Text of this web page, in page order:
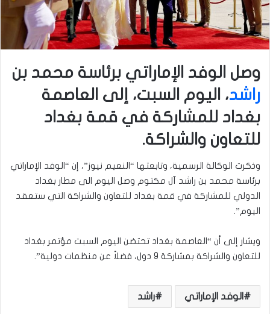
وصل الوفد الإماراتي برئاسة محمد بن
راشد، اليوم السبت، إلى العاصمة
بغداد للمشاركة في قمة بغداد
للتعاون والشراكة.
وذكرت الوكالة الرسمية، وتابعتها “النعيم نيوز”، إن “الوفد الإماراتي
برئاسة محمد بن راشد آل مكتوم وصل اليوم الى مطار بغداد
الدولي للمشاركة في قمة بغداد للتعاون والشراكة التي ستعقد
اليوم”.
ويشار إلى أن “العاصمة بغداد تحتضن اليوم السبت مؤتمر بغداد
للتعاون والشراكة بمشاركة 9 دول، فضلاً عن منظمات دولية”.
الوفد الإماراتي راشد